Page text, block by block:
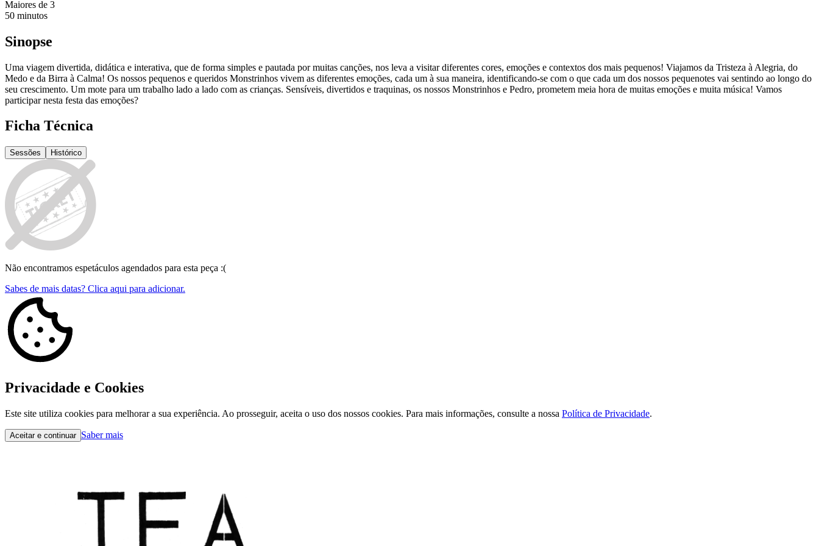
Maiores de 3
50 minutos
Sinopse
Uma viagem divertida, didática e interativa, que de forma simples e pautada por muitas canções, nos leva a visitar diferentes cores, emoções e contextos dos mais pequenos! Viajamos da Tristeza à Alegria, do
Medo e da Birra à Calma! Os nossos pequenos e queridos Monstrinhos vivem as diferentes emoções, cada um à sua maneira, identificando-se com o que cada um dos nossos pequenotes vai sentindo ao longo do
seu crescimento. Um mote para um trabalho lado a lado com as crianças. Sensíveis, divertidos e traquinas, os nossos Monstrinhos e Pedro, prometem meia hora de muitas emoções e muita música! Vamos
participar nesta festa das emoções?
Ficha Técnica
Sessões Histórico
Não encontramos espetáculos agendados para esta peça :(
Sabes de mais datas? Clica aqui para adicionar.
Privacidade e Cookies
Este site utiliza cookies para melhorar a sua experiência. Ao prosseguir, aceita o uso dos nossos cookies. Para mais informações, consulte a nossa Política de Privacidade.
Aceitar e continuar Saber mais